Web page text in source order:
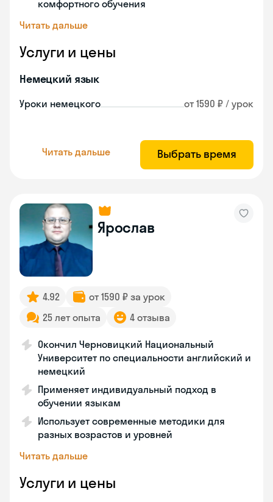
комфортного обучения
Читать дальше
Услуги и цены
Немецкий язык
Уроки немецкого от 1590 ₽ / урок
Читать дальше Выбрать время
Ярослав
4.92
от 1590 ₽ за урок
25 лет опыта
4 отзыва
Окончил Черновицкий Национальный
Университет по специальности английский и
немецкий
Применяет индивидуальный подход в
обучении языкам
Использует современные методики для
разных возрастов и уровней
Читать дальше
Услуги и цены